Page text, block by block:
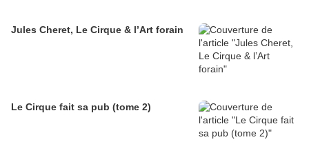
Jules Cheret, Le Cirque & l’Art forain
Le Cirque fait sa pub (tome 2)